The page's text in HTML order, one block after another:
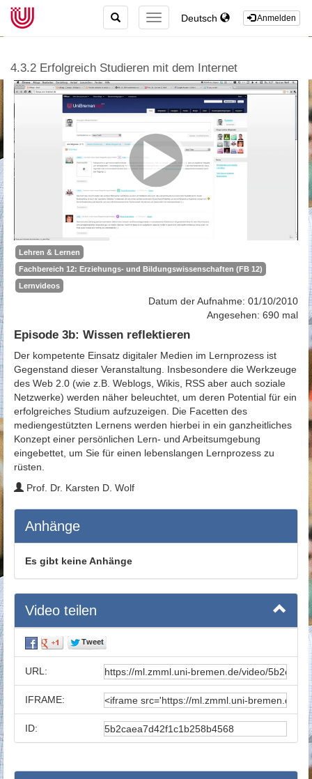
Anmelden
Deutsch
TOGGLE
NAVIGATION
TOGGLE
SEARCH
4.3.2 Erfolgreich Studieren mit dem Internet
Lehren & Lernen
Fachbereich 12: Erziehungs- und Bildungswissenschaften (FB 12)
Lernvideos
Datum der Aufnahme: 01/10/2010
Angesehen: 690 mal
Episode 3b: Wissen reflektieren
Der kompetente Einsatz digitaler Medien im Lernprozess ist
Gegenstand dieser Veranstaltung. Insbesondere die Werkzeuge
des Web 2.0 (wie z.B. Weblogs, Wikis, RSS aber auch soziale
Netzwerke) werden näher beleuchtet, um deren Potential für ein
erfolgreiches Studium aufzuzeigen. Die Facetten des
mediengestützten Lernens werden hierbei in ein ganzheitliches
Konzept einer persönlichen Lern- und Arbeitsumgebung
eingebettet, um Sie für einen lebenslangen Lernprozess zu
rüsten.
Prof. Dr. Karsten D. Wolf
Anhänge
Es gibt keine Anhänge
Video teilen
URL:
IFRAME:
ID: